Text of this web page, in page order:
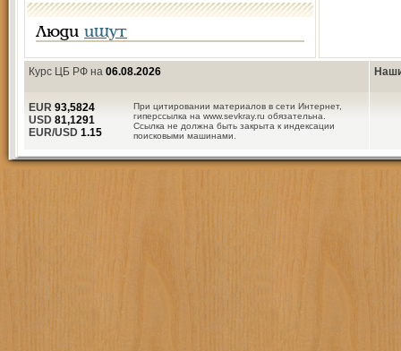
Люди ищут
Курс ЦБ РФ на 06.08.2026
При цитировании материалов в сети Интернет,
гиперссылка на www.sevkray.ru обязательна.
Ссылка не должна быть закрыта к индексации
поисковыми машинами.
EUR 93,5824
USD 81,1291
EUR/USD 1.15